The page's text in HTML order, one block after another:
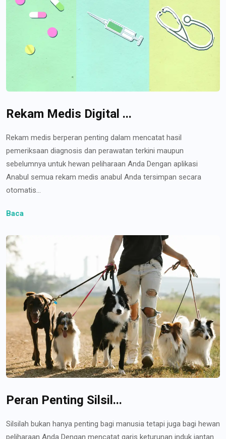
Rekam Medis Digital ...
Rekam medis berperan penting dalam mencatat hasil
pemeriksaan diagnosis dan perawatan terkini maupun
sebelumnya untuk hewan peliharaan Anda Dengan aplikasi
Anabul semua rekam medis anabul Anda tersimpan secara
otomatis...
Baca
Peran Penting Silsil...
Silsilah bukan hanya penting bagi manusia tetapi juga bagi hewan
peliharaan Anda Dengan mencatat garis keturunan induk jantan